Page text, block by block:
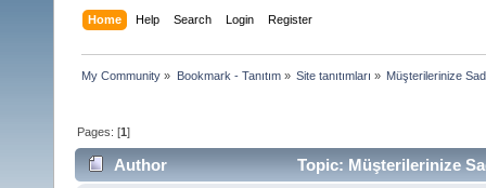
Home Help Search Login Register
My Community » Bookmark - Tanıtım» Site tanıtımları » Müşterilerinize
Pages: [1]
Author
Topic: Müşterilerinize